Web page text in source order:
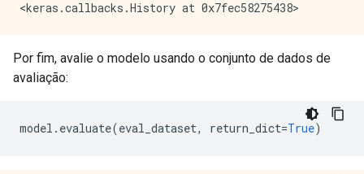
Por fim, avalie o modelo usando o conjunto de dados de
avaliação:
model . evaluate(eval_dataset, return_dict=True)